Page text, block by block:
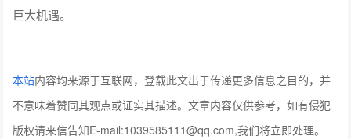
巨大机遇。
本站内容均来源于互联网，登载此文出于传递更多信息之目的，并
不意味着赞同其观点或证实其描述。文章内容仅供参考，如有侵犯
版权请来信告知E-mail:1039585111@qq.com,我们将立即处理。